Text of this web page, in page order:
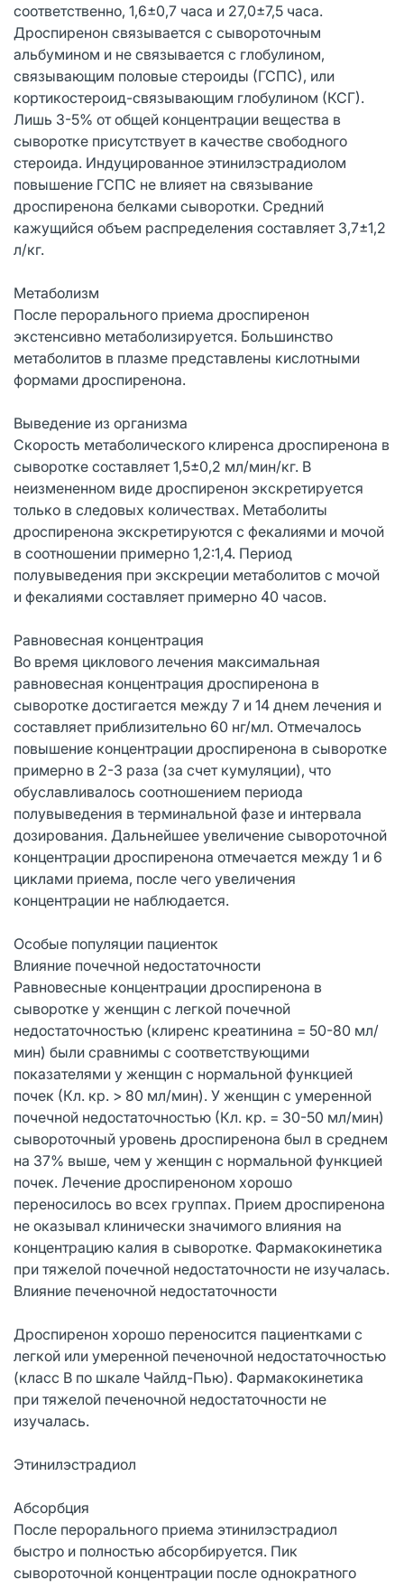
соответственно, 1,6±0,7 часа и 27,0±7,5 часа.
Дроспиренон связывается с сывороточным
альбумином и не связывается с глобулином,
связывающим половые стероиды (ГСПС), или
кортикостероид-связывающим глобулином (КСГ).
Лишь 3-5% от общей концентрации вещества в
сыворотке присутствует в качестве свободного
стероида. Индуцированное этинилэстрадиолом
повышение ГСПС не влияет на связывание
дроспиренона белками сыворотки. Средний
кажущийся объем распределения составляет 3,7±1,2
л/кг.
Метаболизм
После перорального приема дроспиренон
экстенсивно метаболизируется. Большинство
метаболитов в плазме представлены кислотными
формами дроспиренона.
Выведение из организма
Скорость метаболического клиренса дроспиренона в
сыворотке составляет 1,5±0,2 мл/мин/кг. В
неизмененном виде дроспиренон экскретируется
только в следовых количествах. Метаболиты
дроспиренона экскретируются с фекалиями и мочой
в соотношении примерно 1,2:1,4. Период
полувыведения при экскреции метаболитов с мочой
и фекалиями составляет примерно 40 часов.
Равновесная концентрация
Во время циклового лечения максимальная
равновесная концентрация дроспиренона в
сыворотке достигается между 7 и 14 днем лечения и
составляет приблизительно 60 нг/мл. Отмечалось
повышение концентрации дроспиренона в сыворотке
примерно в 2-3 раза (за счет кумуляции), что
обуславливалось соотношением периода
полувыведения в терминальной фазе и интервала
дозирования. Дальнейшее увеличение сывороточной
концентрации дроспиренона отмечается между 1 и 6
циклами приема, после чего увеличения
концентрации не наблюдается.
Особые популяции пациенток
Влияние почечной недостаточности
Равновесные концентрации дроспиренона в
сыворотке у женщин с легкой почечной
недостаточностью (клиренс креатинина = 50-80 мл/
мин) были сравнимы с соответствующими
показателями у женщин с нормальной функцией
почек (Кл. кр. > 80 мл/мин). У женщин с умеренной
почечной недостаточностью (Кл. кр. = 30-50 мл/мин)
сывороточный уровень дроспиренона был в среднем
на 37% выше, чем у женщин с нормальной функцией
почек. Лечение дроспиреноном хорошо
переносилось во всех группах. Прием дроспиренона
не оказывал клинически значимого влияния на
концентрацию калия в сыворотке. Фармакокинетика
при тяжелой почечной недостаточности не изучалась.
Влияние печеночной недостаточности
Дроспиренон хорошо переносится пациентками с
легкой или умеренной печеночной недостаточностью
(класс В по шкале Чайлд-Пью). Фармакокинетика
при тяжелой печеночной недостаточности не
изучалась.
Этинилэстрадиол
Абсорбция
После перорального приема этинилэстрадиол
быстро и полностью абсорбируется. Пик
сывороточной концентрации после однократного